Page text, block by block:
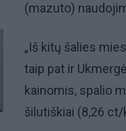
(mazuto)
„Iš kitų šalies
taip pat ir
kainomis, spalio
šilutiškiai (8,26 ct/